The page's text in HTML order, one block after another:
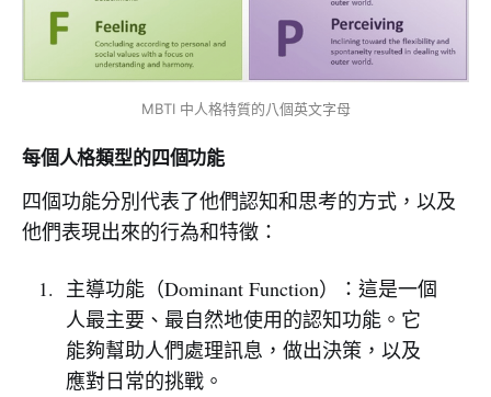
MBTI 中人格特質的八個英文字母
每個人格類型的四個功能
四個功能分別代表了他們認知和思考的方式，以及
他們表現出來的行為和特徵：
主導功能（Dominant Function）：這是一個
人最主要、最自然地使用的認知功能。它
能夠幫助人們處理訊息，做出決策，以及
應對日常的挑戰。